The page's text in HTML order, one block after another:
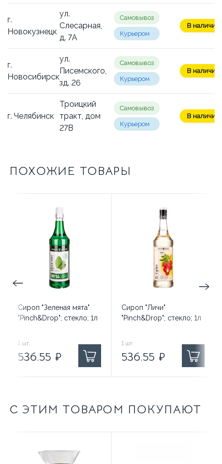
г.
Новокузнецк
ул.
Слесарная,
д. 7А
Самовывоз
Курьером
В
г.
Новосибирск
ул.
Писемского,
зд. 26
Самовывоз
Курьером
В
г. Челябинск
Троицкий
тракт, дом
27В
Самовывоз
Курьером
В
ПОХОЖИЕ ТОВАРЫ
Сироп "Зеленая мята"
"Pinch&Drop"; стекло; 1л
536.55
1 шт.
536.55 ₽
Сироп "Личи"
"Pinch&Drop"; стекло; 1л
536.55
1 шт.
536.55 ₽
С ЭТИМ ТОВАРОМ ПОКУПАЮТ